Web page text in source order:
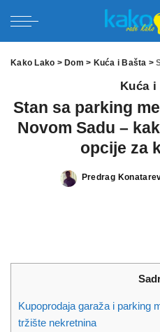
Kako Lako > Dom > Kuća i Bašta >
Kuća i
Stan sa parking
Novom Sadu –
opcije za
Posted
Predrag
Kupoprodaja garaža i parking
tržište nekretnina